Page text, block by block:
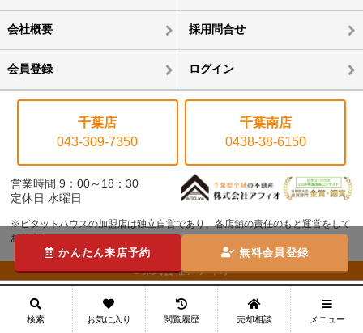
会社概要 採用問合せ
会員登録 ログイン
千葉店
043-309-7350
千葉南店
0438-38-6150
営業時間 9：00～18：30
定休日 水曜日
※ピタットハウスの加盟店は独立自営であり、各店舗の責任のもと運営をして
おります。
©株式会社アフィオ
かんたん来店予約 無料会員登録
検索 お気に入り 閲覧履歴 売却相談 メニュー